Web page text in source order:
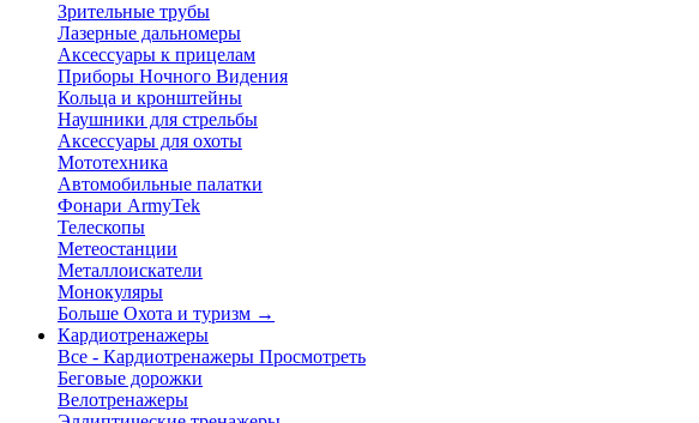
Зрительные трубы
Лазерные дальномеры
Аксессуары к прицелам
Приборы Ночного Видения
Кольца и кронштейны
Наушники для стрельбы
Аксессуары для охоты
Мототехника
Автомобильные палатки
Фонари ArmyTek
Телескопы
Метеостанции
Металлоискатели
Монокуляры
Больше Охота и туризм →
Кардиотренажеры
Все - Кардиотренажеры Просмотреть
Беговые дорожки
Велотренажеры